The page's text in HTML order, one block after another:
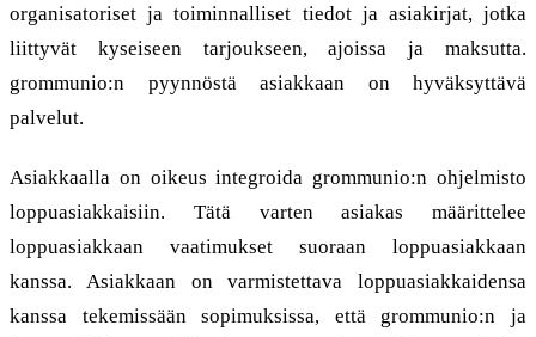
organisatoriset ja toiminnalliset tiedot ja asiakirjat, jotka
liittyvät kyseiseen tarjoukseen, ajoissa ja maksutta.
grommunio:n pyynnöstä asiakkaan on hyväksyttävä
palvelut.
Asiakkaalla on oikeus integroida grommunio:n ohjelmisto
loppuasiakkaisiin. Tätä varten asiakas määrittelee
loppuasiakkaan vaatimukset suoraan loppuasiakkaan
kanssa. Asiakkaan on varmistettava loppuasiakkaidensa
kanssa tekemissään sopimuksissa, että grommunio:n ja